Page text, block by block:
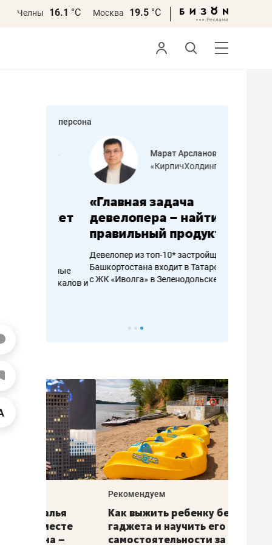
Челны 16.1 °С Москва 19.5 °С
персона
Марат Арсланов
«КирпичХолдинг»
«Главная задача
девелопера – найти
правильный продукт»
Девелопер из топ-10* застройщиков
Башкортостана входит в Татарстан
с ЖК «Иволга» в Зеленодольске
–
Рекомендуем
Как выжить ребенку без
гаджета и научить его
самостоятельности за 18